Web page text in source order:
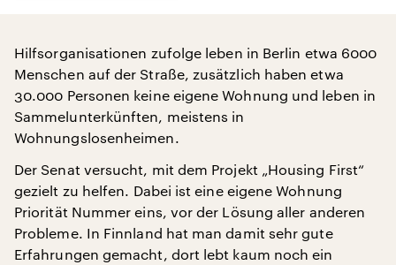
Hilfsorganisationen zufolge leben in Berlin etwa 6000
Menschen auf der Straße, zusätzlich haben etwa
30.000 Personen keine eigene Wohnung und leben in
Sammelunterkünften, meistens in
Wohnungslosenheimen.
Der Senat versucht, mit dem Projekt „Housing First“
gezielt zu helfen. Dabei ist eine eigene Wohnung
Priorität Nummer eins, vor der Lösung aller anderen
Probleme. In Finnland hat man damit sehr gute
Erfahrungen gemacht, dort lebt kaum noch ein